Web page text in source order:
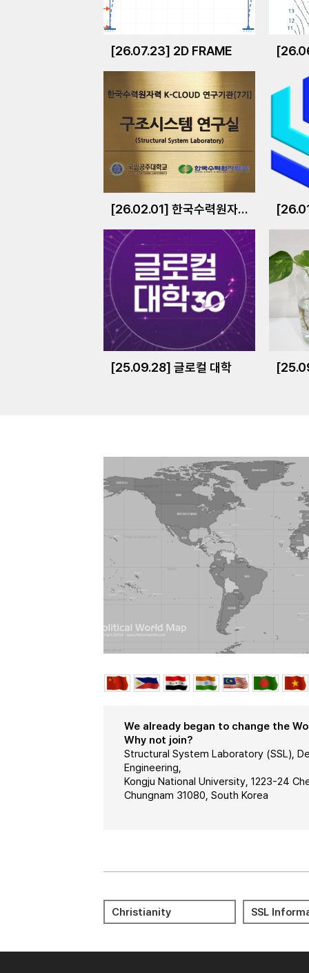
[26.07.23] 2D FRAME
[26.02.01] 한국수력원자력 K-CLOUD 연구기관
[25.09.28] 글로컬 대학
We already began to change the
Why not join?
Structural System Laboratory (SSL),
Engineering,
Kongju National University, 1223-24
Chungnam 31080, South Korea
Christianity
Meditation 명상
Bible 성경
SSL
Journal
Reports